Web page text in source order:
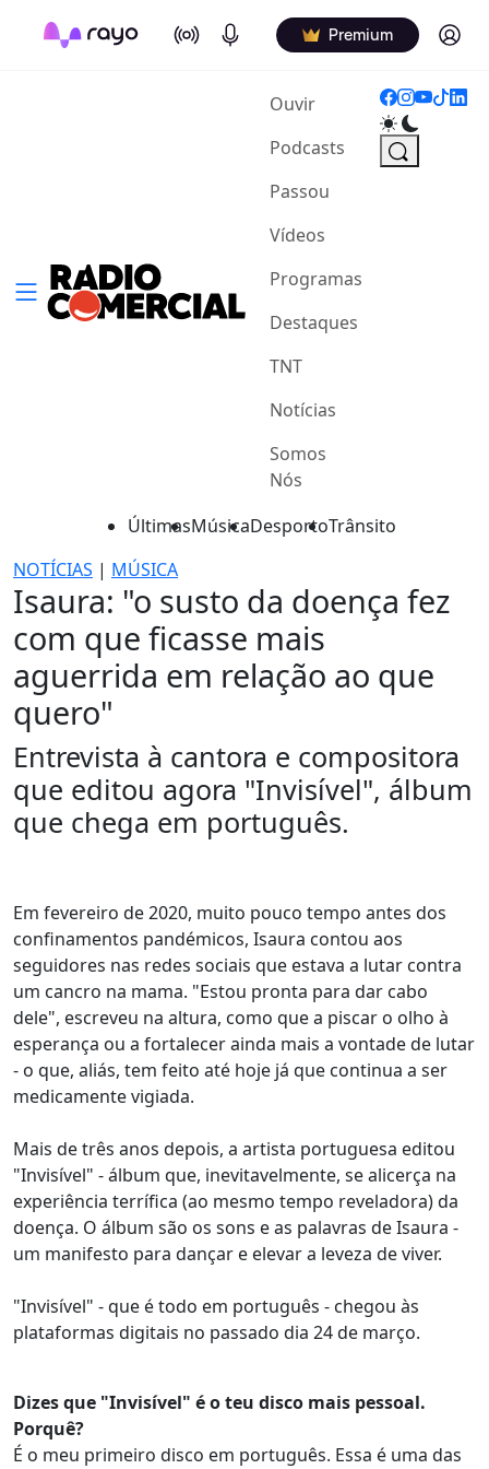
On Air Podcasts Premium Log in
Ouvir(current)
Podcasts
Passou
Vídeos
Programas
Destaques
TNT
Notícias
Somos
Nós
ÚltimasMúsicaDesportoTrânsito
NOTÍCIAS | MÚSICA
Isaura: "o susto da doença fez
com que ficasse mais
aguerrida em relação ao que
quero"
Entrevista à cantora e compositora
que editou agora "Invisível", álbum
que chega em português.
Em fevereiro de 2020, muito pouco tempo antes dos
confinamentos pandémicos, Isaura contou aos
seguidores nas redes sociais que estava a lutar contra
um cancro na mama. "Estou pronta para dar cabo
dele", escreveu na altura, como que a piscar o olho à
esperança ou a fortalecer ainda mais a vontade de lutar
- o que, aliás, tem feito até hoje já que continua a ser
medicamente vigiada.
Mais de três anos depois, a artista portuguesa editou
"Invisível" - álbum que, inevitavelmente, se alicerça na
experiência terrífica (ao mesmo tempo reveladora) da
doença. O álbum são os sons e as palavras de Isaura -
um manifesto para dançar e elevar a leveza de viver.
"Invisível" - que é todo em português - chegou às
plataformas digitais no passado dia 24 de março.
Dizes que "Invisível" é o teu disco mais pessoal.
Porquê?
É o meu primeiro disco em português. Essa é uma das